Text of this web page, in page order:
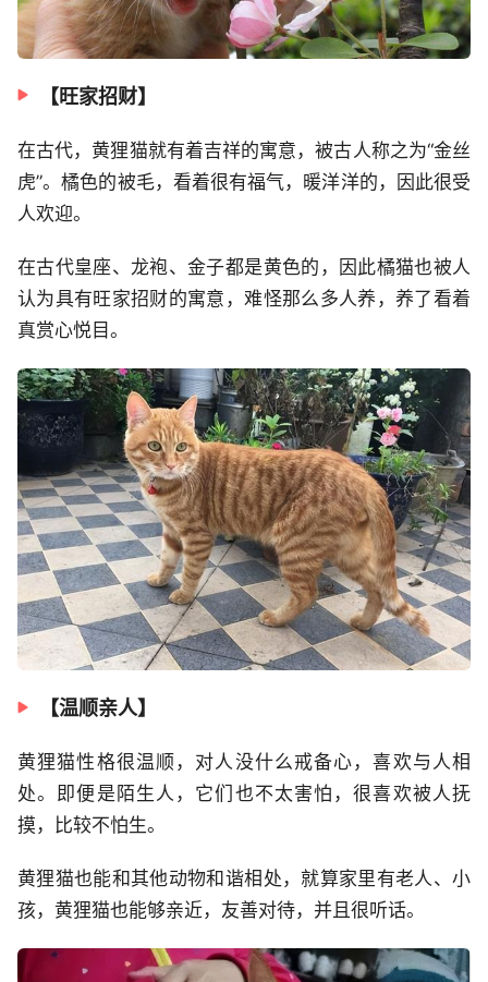
【旺家招财】
在古代，黄狸猫就有着吉祥的寓意，被古人称之为“金丝
虎”。橘色的被毛，看着很有福气，暖洋洋的，因此很受
人欢迎。
在古代皇座、龙袍、金子都是黄色的，因此橘猫也被人
认为具有旺家招财的寓意，难怪那么多人养，养了看着
真赏心悦目。
【温顺亲人】
黄狸猫性格很温顺，对人没什么戒备心，喜欢与人相
处。即便是陌生人，它们也不太害怕，很喜欢被人抚
摸，比较不怕生。
黄狸猫也能和其他动物和谐相处，就算家里有老人、小
孩，黄狸猫也能够亲近，友善对待，并且很听话。